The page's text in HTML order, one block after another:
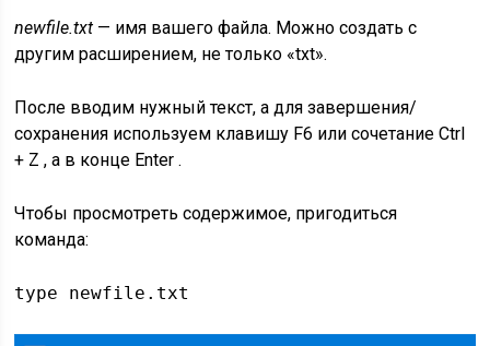
newfile.txt — имя вашего файла. Можно создать с
другим расширением, не только «txt».
После вводим нужный текст, а для завершения/
сохранения используем клавишу F6 или сочетаниеCtrl
+ Z, а в конце Enter.
Чтобы просмотреть содержимое, пригодиться
команда:
type newfile.txt